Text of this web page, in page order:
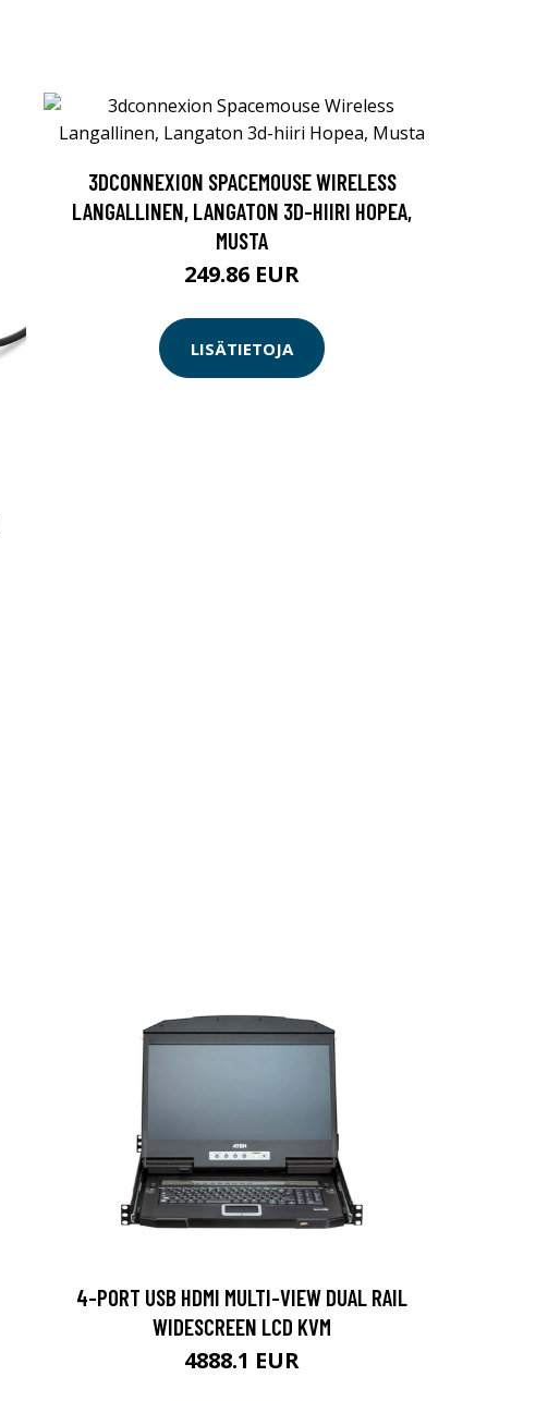
3DCONNEXION SPACEMOUSE WIRELESS
LANGALLINEN, LANGATON 3D-HIIRI HOPEA,
MUSTA
249.86 EUR
LISÄTIETOJA
4-PORT USB HDMI MULTI-VIEW DUAL RAIL
WIDESCREEN LCD KVM
4888.1 EUR